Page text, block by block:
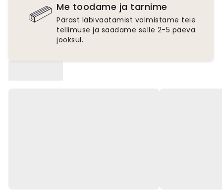
Me toodame ja tarnime
Pärast läbivaatamist valmistame teie
tellimuse ja saadame selle 2-5 päeva
jooksul.